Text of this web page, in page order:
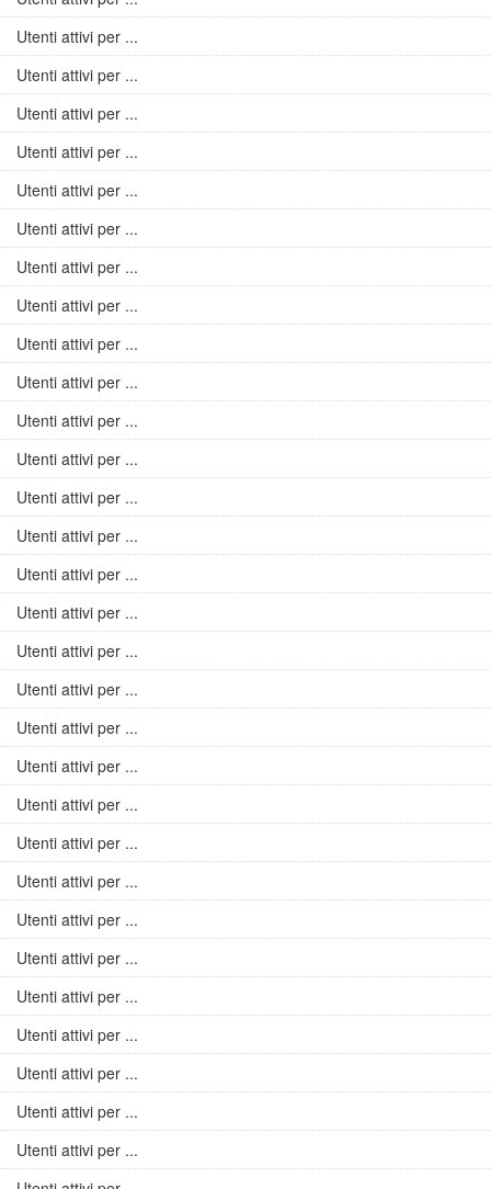
Utenti attivi per ...
Utenti attivi per ...
Utenti attivi per ...
Utenti attivi per ...
Utenti attivi per ...
Utenti attivi per ...
Utenti attivi per ...
Utenti attivi per ...
Utenti attivi per ...
Utenti attivi per ...
Utenti attivi per ...
Utenti attivi per ...
Utenti attivi per ...
Utenti attivi per ...
Utenti attivi per ...
Utenti attivi per ...
Utenti attivi per ...
Utenti attivi per ...
Utenti attivi per ...
Utenti attivi per ...
Utenti attivi per ...
Utenti attivi per ...
Utenti attivi per ...
Utenti attivi per ...
Utenti attivi per ...
Utenti attivi per ...
Utenti attivi per ...
Utenti attivi per ...
Utenti attivi per ...
Utenti attivi per ...